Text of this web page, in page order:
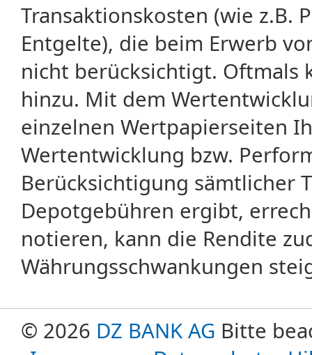
Transaktionskosten (wie z.B.
Entgelte), die beim Erwerb
nicht berücksichtigt. Oftmals
hinzu. Mit dem
einzelnen Wertpapierseiten
Wertentwicklung bzw.
Berücksichtigung sämtlicher
Depotgebühren ergibt,
notieren, kann die Rendite
Währungsschwankungen
© 2026 DZ BANK AG Bitte